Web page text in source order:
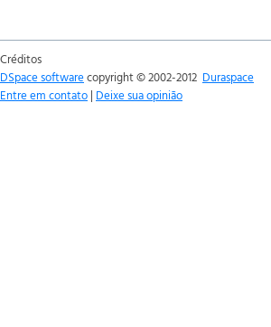
Créditos
DSpace softwarecopyright © 2002-2012 Duraspace
Entre em contato | Deixe sua opinião